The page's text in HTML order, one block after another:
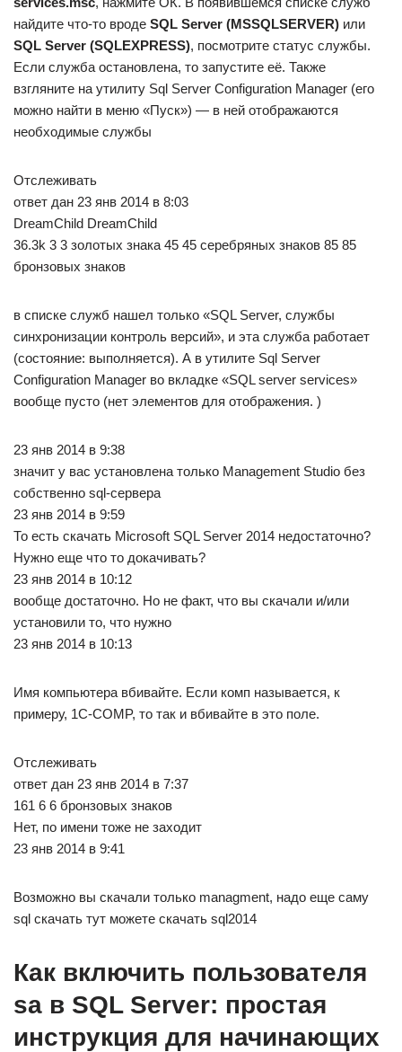
найдите что-то вроде SQL Server (MSSQLSERVER) или
SQL Server (SQLEXPRESS), посмотрите статус службы.
Если служба остановлена, то запустите её. Также
взгляните на утилиту Sql Server Configuration Manager (его
можно найти в меню «Пуск») — в ней отображаются
необходимые службы
Отслеживать
ответ дан 23 янв 2014 в 8:03
DreamChild DreamChild
36.3k 3 3 золотых знака 45 45 серебряных знаков 85 85
бронзовых знаков
в списке служб нашел только «SQL Server, службы
синхронизации контроль версий», и эта служба работает
(состояние: выполняется). А в утилите Sql Server
Configuration Manager во вкладке «SQL server services»
вообще пусто (нет элементов для отображения. )
23 янв 2014 в 9:38
значит у вас установлена только Management Studio без
собственно sql-сервера
23 янв 2014 в 9:59
То есть скачать Microsoft SQL Server 2014 недостаточно?
Нужно еще что то докачивать?
23 янв 2014 в 10:12
вообще достаточно. Но не факт, что вы скачали и/или
установили то, что нужно
23 янв 2014 в 10:13
Имя компьютера вбивайте. Если комп называется, к
примеру, 1C-COMP, то так и вбивайте в это поле.
Отслеживать
ответ дан 23 янв 2014 в 7:37
161 6 6 бронзовых знаков
Нет, по имени тоже не заходит
23 янв 2014 в 9:41
Возможно вы скачали только managment, надо еще саму
sql скачать тут можете скачать sql2014
Как включить пользователя
sa в SQL Server: простая
инструкция для начинающих